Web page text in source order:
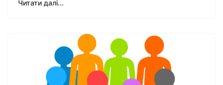
Читати далі...